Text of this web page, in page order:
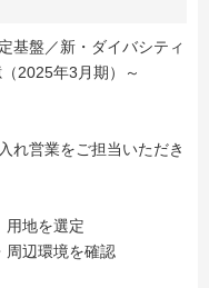
基盤／新・ダイバシティ
2025年3月期）～
れ営業をご担当いただき
用地を選定
周辺環境を確認